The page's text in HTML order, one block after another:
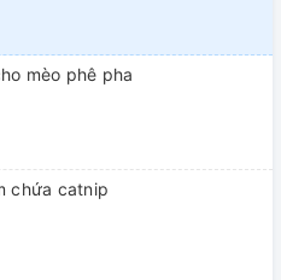
mèo phê pha
chứa catnip